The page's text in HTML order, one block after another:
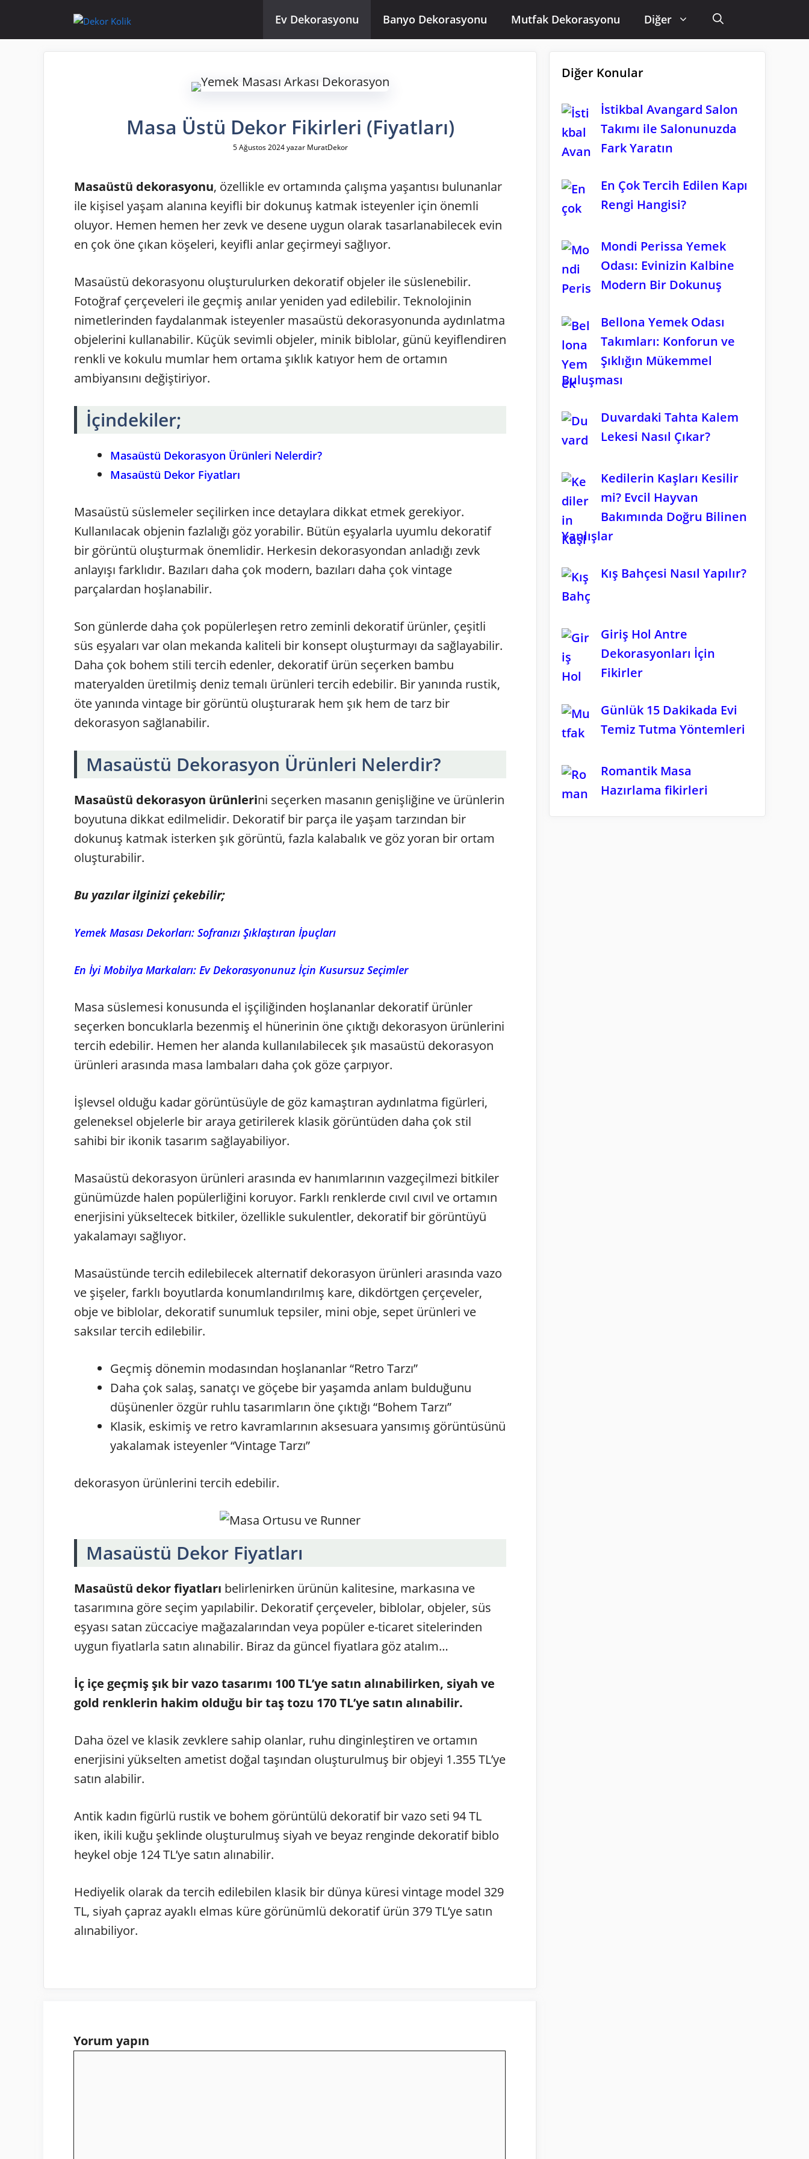
Ev Dekorasyonu Banyo Dekorasyonu Mutfak Dekorasyonu Diğer
Masa Üstü Dekor Fikirleri (Fiyatları)
5 Ağustos 2024 yazar MuratDekor
Masaüstü dekorasyonu, özellikle ev ortamında çalışma yaşantısı bulunanlar
ile kişisel yaşam alanına keyifli bir dokunuş katmak isteyenler için önemli
oluyor. Hemen hemen her zevk ve desene uygun olarak tasarlanabilecek evin
en çok öne çıkan köşeleri, keyifli anlar geçirmeyi sağlıyor.
Masaüstü dekorasyonu oluşturulurken dekoratif objeler ile süslenebilir.
Fotoğraf çerçeveleri ile geçmiş anılar yeniden yad edilebilir. Teknolojinin
nimetlerinden faydalanmak isteyenler masaüstü dekorasyonunda aydınlatma
objelerini kullanabilir. Küçük sevimli objeler, minik biblolar, günü keyiflendiren
renkli ve kokulu mumlar hem ortama şıklık katıyor hem de ortamın
ambiyansını değiştiriyor.
İçindekiler;
Masaüstü Dekorasyon Ürünleri Nelerdir?
Masaüstü Dekor Fiyatları
Masaüstü süslemeler seçilirken ince detaylara dikkat etmek gerekiyor.
Kullanılacak objenin fazlalığı göz yorabilir. Bütün eşyalarla uyumlu dekoratif
bir görüntü oluşturmak önemlidir. Herkesin dekorasyondan anladığı zevk
anlayışı farklıdır. Bazıları daha çok modern, bazıları daha çok vintage
parçalardan hoşlanabilir.
Son günlerde daha çok popülerleşen retro zeminli dekoratif ürünler, çeşitli
süs eşyaları var olan mekanda kaliteli bir konsept oluşturmayı da sağlayabilir.
Daha çok bohem stili tercih edenler, dekoratif ürün seçerken bambu
materyalden üretilmiş deniz temalı ürünleri tercih edebilir. Bir yanında rustik,
öte yanında vintage bir görüntü oluşturarak hem şık hem de tarz bir
dekorasyon sağlanabilir.
Masaüstü Dekorasyon Ürünleri Nelerdir?
Masaüstü dekorasyon ürünlerini seçerken masanın genişliğine ve ürünlerin
boyutuna dikkat edilmelidir. Dekoratif bir parça ile yaşam tarzından bir
dokunuş katmak isterken şık görüntü, fazla kalabalık ve göz yoran bir ortam
oluşturabilir.
Bu yazılar ilginizi çekebilir;
Yemek Masası Dekorları: Sofranızı Şıklaştıran İpuçları
En İyi Mobilya Markaları: Ev Dekorasyonunuz İçin Kusursuz Seçimler
Masa süslemesi konusunda el işçiliğinden hoşlananlar dekoratif ürünler
seçerken boncuklarla bezenmiş el hünerinin öne çıktığı dekorasyon ürünlerini
tercih edebilir. Hemen her alanda kullanılabilecek şık masaüstü dekorasyon
ürünleri arasında masa lambaları daha çok göze çarpıyor.
İşlevsel olduğu kadar görüntüsüyle de göz kamaştıran aydınlatma figürleri,
geleneksel objelerle bir araya getirilerek klasik görüntüden daha çok stil
sahibi bir ikonik tasarım sağlayabiliyor.
Masaüstü dekorasyon ürünleri arasında ev hanımlarının vazgeçilmezi bitkiler
günümüzde halen popülerliğini koruyor. Farklı renklerde cıvıl cıvıl ve ortamın
enerjisini yükseltecek bitkiler, özellikle sukulentler, dekoratif bir görüntüyü
yakalamayı sağlıyor.
Masaüstünde tercih edilebilecek alternatif dekorasyon ürünleri arasında vazo
ve şişeler, farklı boyutlarda konumlandırılmış kare, dikdörtgen çerçeveler,
obje ve biblolar, dekoratif sunumluk tepsiler, mini obje, sepet ürünleri ve
saksılar tercih edilebilir.
Geçmiş dönemin modasından hoşlananlar “Retro Tarzı”
Daha çok salaş, sanatçı ve göçebe bir yaşamda anlam bulduğunu
düşünenler özgür ruhlu tasarımların öne çıktığı “Bohem Tarzı”
Klasik, eskimiş ve retro kavramlarının aksesuara yansımış görüntüsünü
yakalamak isteyenler “Vintage Tarzı”
dekorasyon ürünlerini tercih edebilir.
Masaüstü Dekor Fiyatları
Masaüstü dekor fiyatları belirlenirken ürünün kalitesine, markasına ve
tasarımına göre seçim yapılabilir. Dekoratif çerçeveler, biblolar, objeler, süs
eşyası satan züccaciye mağazalarından veya popüler e-ticaret sitelerinden
uygun fiyatlarla satın alınabilir. Biraz da güncel fiyatlara göz atalım…
İç içe geçmiş şık bir vazo tasarımı 100 TL’ye satın alınabilirken, siyah ve
gold renklerin hakim olduğu bir taş tozu 170 TL’ye satın alınabilir.
Daha özel ve klasik zevklere sahip olanlar, ruhu dinginleştiren ve ortamın
enerjisini yükselten ametist doğal taşından oluşturulmuş bir objeyi 1.355 TL’ye
satın alabilir.
Antik kadın figürlü rustik ve bohem görüntülü dekoratif bir vazo seti 94 TL
iken, ikili kuğu şeklinde oluşturulmuş siyah ve beyaz renginde dekoratif biblo
heykel obje 124 TL’ye satın alınabilir.
Hediyelik olarak da tercih edilebilen klasik bir dünya küresi vintage model 329
TL, siyah çapraz ayaklı elmas küre görünümlü dekoratif ürün 379 TL’ye satın
alınabiliyor.
Yorum yapın
Diğer Konular
İstikbal Avangard Salon
Takımı ile Salonunuzda
Fark Yaratın
En Çok Tercih Edilen Kapı
Rengi Hangisi?
Mondi Perissa Yemek
Odası: Evinizin Kalbine
Modern Bir Dokunuş
Bellona Yemek Odası
Takımları: Konforun ve
Şıklığın Mükemmel
Buluşması
Duvardaki Tahta Kalem
Lekesi Nasıl Çıkar?
Kedilerin Kaşları Kesilir
mi? Evcil Hayvan
Bakımında Doğru Bilinen
Yanlışlar
Kış Bahçesi Nasıl Yapılır?
Giriş Hol Antre
Dekorasyonları İçin
Fikirler
Günlük 15 Dakikada Evi
Temiz Tutma Yöntemleri
Romantik Masa
Hazırlama fikirleri